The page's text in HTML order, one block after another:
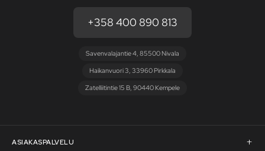
+358 400 890 813
Savenvalajantie 4, 85500 Nivala
Haikanvuori 3, 33960 Pirkkala
Zatelliitintie 15 B, 90440 Kempele
ASIAKASPALVELU